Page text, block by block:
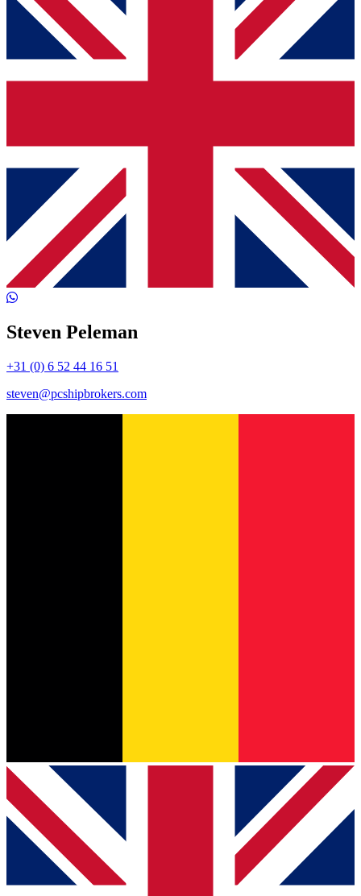
Steven Peleman
+31 (0) 6 52 44 16 51
steven@pcshipbrokers.com